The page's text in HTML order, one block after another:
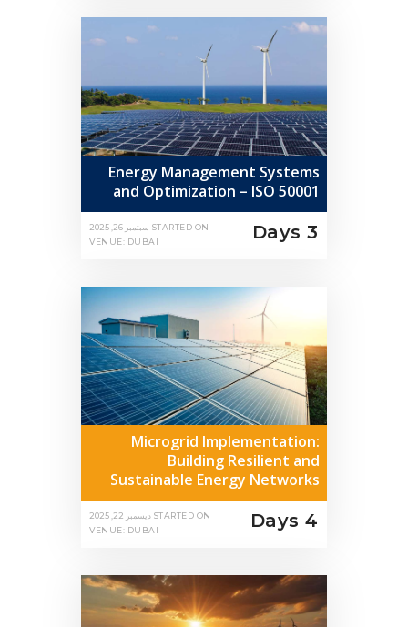
Energy Management Systems
and Optimization – ISO 50001
STARTED ON سبتمبر 26, 2025
VENUE: DUBAI
3 Days
Microgrid Implementation:
Building Resilient and
Sustainable Energy Networks
STARTED ON ديسمبر 22, 2025
VENUE: DUBAI
4 Days